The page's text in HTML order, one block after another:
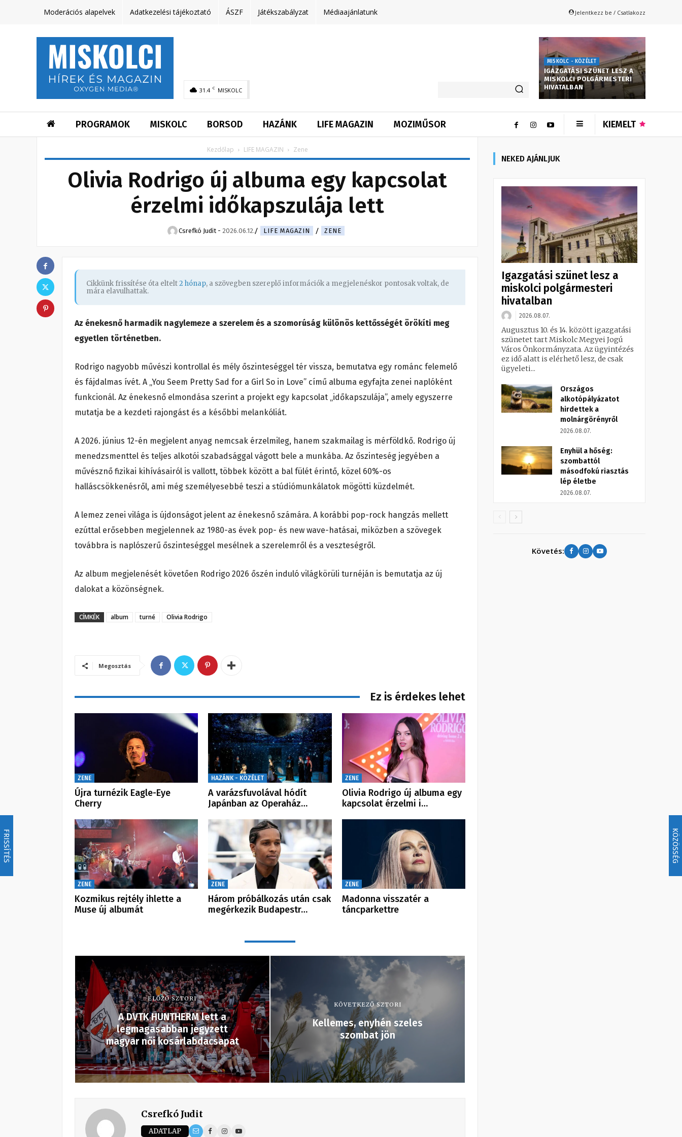
FRISSÍTÉS KÖZÖSSÉG
Moderációs alapelvek Adatkezelési tájékoztató ÁSZF Játékszabályzat Médiaajánlatunk Jelentkezz be / Csatlakozz
31.4 C MISKOLC
MISKOLC - KÖZÉLET
IGAZGATÁSI SZÜNET LESZ A
MISKOLCI POLGÁRMESTERI
HIVATALBAN
PROGRAMOK MISKOLC BORSOD HAZÁNK LIFE MAGAZIN MOZIMŰSOR KIEMELT
Kezdőlap LIFE MAGAZIN Zene
Olivia Rodrigo új albuma egy kapcsolat
érzelmi időkapszulája lett
Csrefkó Judit - 2026.06.12. LIFE MAGAZIN ZENE
Cikkünk frissítése óta eltelt2 hónap, a szövegben szereplő információk a megjelenéskor pontosak voltak, de
mára elavulhattak.
Az énekesnő harmadik nagylemeze a szerelem és a szomorúság különös kettősségét örökíti meg
egyetlen történetben.
Rodrigo nagyobb művészi kontrollal és mély őszinteséggel tér vissza, bemutatva egy románc felemelő
és fájdalmas ívét. A „You Seem Pretty Sad for a Girl So in Love” című albuma egyfajta zenei naplóként
funkcionál. Az énekesnő elmondása szerint a projekt egy kapcsolat „időkapszulája”, amely egyszerre
mutatja be a kezdeti rajongást és a későbbi melankóliát.
A 2026. június 12-én megjelent anyag nemcsak érzelmileg, hanem szakmailag is mérföldkő. Rodrigo új
menedzsmenttel és teljes alkotói szabadsággal vágott bele a munkába. Az őszinteség jegyében a
művésznő fizikai kihívásairól is vallott, többek között a bal fülét érintő, közel 60%-os
halláscsökkenésről, ami még személyesebbé teszi a stúdiómunkálatok mögötti küzdelmét.
A lemez zenei világa is újdonságot jelent az énekesnő számára. A korábbi pop-rock hangzás mellett
ezúttal erősebben megjelennek az 1980-as évek pop- és new wave-hatásai, miközben a szövegek
továbbra is naplószerű őszinteséggel mesélnek a szerelemről és a veszteségről.
Az album megjelenését követően Rodrigo 2026 őszén induló világkörüli turnéján is bemutatja az új
dalokat a közönségnek.
CÍMKÉK album turné Olivia Rodrigo
Megosztás
Ez is érdekes lehet
ZENE
Újra turnézik Eagle-Eye
Cherry
HAZÁNK - KÖZÉLET
A varázsfuvolával hódít
Japánban az Operaház…
ZENE
Olivia Rodrigo új albuma egy
kapcsolat érzelmi i…
ZENE
Kozmikus rejtély ihlette a
Muse új albumát
ZENE
Három próbálkozás után csak
megérkezik Budapestr…
ZENE
Madonna visszatér a
táncparkettre
ELŐZŐ SZTORI
A DVTK HUNTHERM lett a
legmagasabban jegyzett
magyar női kosárlabdacsapat
KÖVETKEZŐ SZTORI
Kellemes, enyhén szeles
szombat jön
Csrefkó Judit
ADATLAP
NEKED AJÁNLJUK
Igazgatási szünet lesz a
miskolci polgármesteri
hivatalban
2026.08.07.
Augusztus 10. és 14. között igazgatási
szünetet tart Miskolc Megyei Jogú
Város Önkormányzata. Az ügyintézés
ez idő alatt is elérhető lesz, de csak
ügyeleti...
Országos
alkotópályázatot
hirdettek a
molnárgörényről
2026.08.07.
Enyhül a hőség:
szombattól
másodfokú riasztás
lép életbe
2026.08.07.
Követés: